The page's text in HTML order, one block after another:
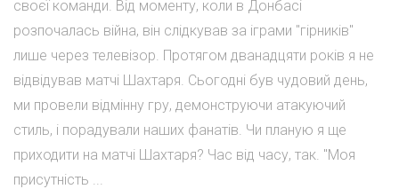
своєї команди. Від моменту, коли в Донбасі
розпочалась війна, він слідкував за іграми "гірників"
лише через телевізор. Протягом дванадцяти років я не
відвідував матчі Шахтаря. Сьогодні був чудовий день,
ми провели відмінну гру, демонструючи атакуючий
стиль, і порадували наших фанатів. Чи планую я ще
приходити на матчі Шахтаря? Час від часу, так. "Моя
присутність ...